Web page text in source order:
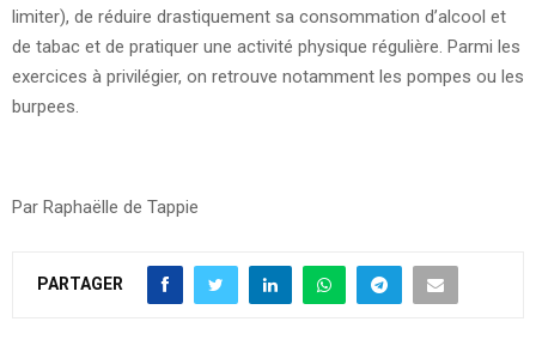
limiter), de réduire drastiquement sa consommation d’alcool et
de tabac et de pratiquer une activité physique régulière. Parmi les
exercices à privilégier, on retrouve notamment les pompes ou les
burpees.
Par Raphaëlle de Tappie
PARTAGER